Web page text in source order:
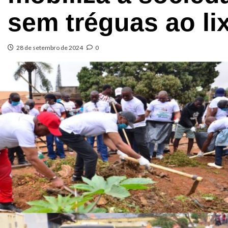
sem tréguas ao
28 de setembro de 2024 0